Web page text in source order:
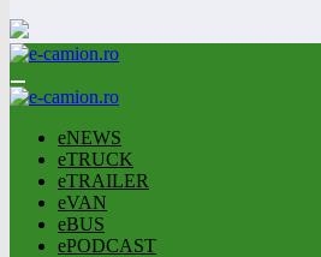
eNEWS
eTRUCK
eTRAILER
eVAN
eBUS
ePODCAST